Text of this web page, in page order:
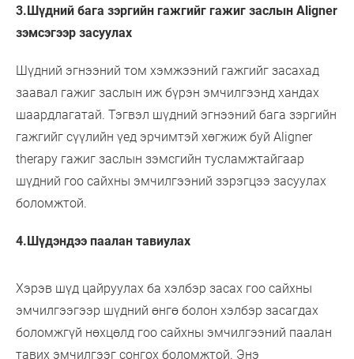
3.Шүдний бага зэргийн гажгийг гажиг заслын Aligner
зэмсэгээр засуулах
Шүдний эгнээний том хэмжээний гажгийг засахад
заавал гажиг заслын иж бүрэн эмчилгээнд хандах
шаардлагатай. Тэгвэл шүдний эгнээний бага зэргийн
гажгийг сүүлийн үед эрчимтэй хөгжиж буй Aligner
therapy гажиг заслын зэмсгийн тусламжтайгаар
шүдний гоо сайхны эмчилгээний зэрэгцээ засуулах
боломжтой.
4.Шүдэндээ паалан тавиулах
Хэрэв шүд цайруулах ба хэлбэр засах гоо сайхны
эмчилгээгээр шүдний өнгө болон хэлбэр засагдах
боломжгүй нөхцөлд гоо сайхны эмчилгээний паалан
тавих эмчилгээг сонгох боломжтой. Энэ